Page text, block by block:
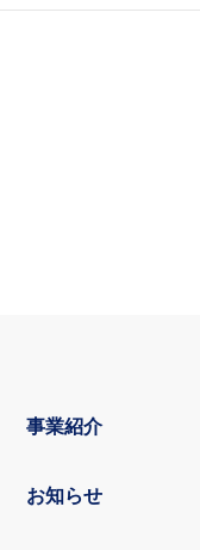
事業紹介
お知らせ